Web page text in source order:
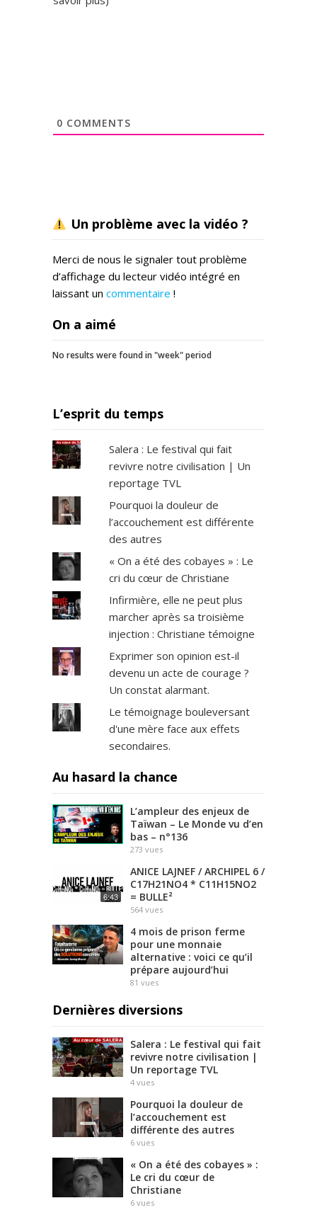
0 COMMENTS
Un problème avec la vidéo ?
Merci de nous le signaler tout problème
d’affichage du lecteur vidéo intégré en
laissant un commentaire !
On a aimé
No results were found in "week" period
L’esprit du temps
Salera : Le festival qui fait
revivre notre civilisation | Un
reportage TVL
Pourquoi la douleur de
l’accouchement est différente
des autres
« On a été des cobayes » : Le
cri du cœur de Christiane
Infirmière, elle ne peut plus
marcher après sa troisième
injection : Christiane témoigne
Exprimer son opinion est-il
devenu un acte de courage ?
Un constat alarmant.
Le témoignage bouleversant
d'une mère face aux effets
secondaires.
Au hasard la chance
L’ampleur des enjeux de
Taïwan – Le Monde vu d’en
bas – n°136
273 vues
6:43
ANICE LAJNEF / ARCHIPEL 6 /
C17H21NO4 * C11H15NO2
= BULLE²
564 vues
4 mois de prison ferme
pour une monnaie
alternative : voici ce qu’il
prépare aujourd’hui
81 vues
Dernières diversions
Salera : Le festival qui fait
revivre notre civilisation |
Un reportage TVL
4 vues
Pourquoi la douleur de
l’accouchement est
différente des autres
6 vues
« On a été des cobayes » :
Le cri du cœur de
Christiane
6 vues